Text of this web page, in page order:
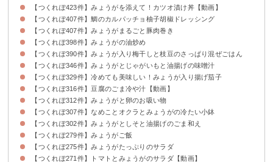
【つくれぽ423件】みょうがを添えて！カツオ漬け丼【動画】
【つくれぽ407件】鯛のカルパッチョ柚子胡椒ドレッシング
【つくれぽ407件】みょうがまるごと豚肉巻き
【つくれぽ398件】みょうがの油炒め
【つくれぽ390件】みょうが入り梅干しと枝豆のさっぱり混ぜごはん
【つくれぽ346件】みょうがとじゃがいもと油揚げの味噌汁
【つくれぽ329件】冷めても美味しい！みょうが入り揚げ茄子
【つくれぽ316件】豆腐のごま冷や汁【動画】
【つくれぽ312件】みょうがと卵のお吸い物
【つくれぽ307件】なめことオクラとみょうがの冷たい小鉢
【つくれぽ302件】みょうがとしそと油揚げのごま和え
【つくれぽ279件】みょうがご飯
【つくれぽ275件】みょうがたっぷりのサラダ
【つくれぽ271件】トマトとみょうがのサラダ【動画】